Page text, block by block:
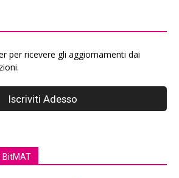
per ricevere gli aggiornamenti dai
BitMAT